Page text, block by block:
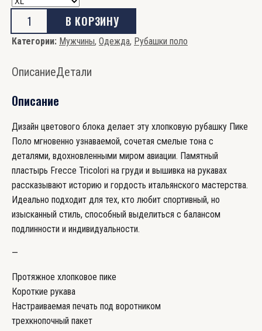
Количество
товара
поло
гребнем
Tricolori
В КОРЗИНУ
Категории: Мужчины, Одежда, Рубашки поло
ОписаниеДетали
Описание
Дизайн цветового блока делает эту хлопковую рубашку Пике
Поло мгновенно узнаваемой, сочетая смелые тона с
деталями, вдохновленными миром авиации. Памятный
пластырь Frecce Tricolori на груди и вышивка на рукавах
рассказывают историю и гордость итальянского мастерства.
Идеально подходит для тех, кто любит спортивный, но
изысканный стиль, способный выделиться с балансом
подлинности и индивидуальности.
—
Протяжное хлопковое пике
Короткие рукава
Настраиваемая печать под воротником
трехкнопочный пакет